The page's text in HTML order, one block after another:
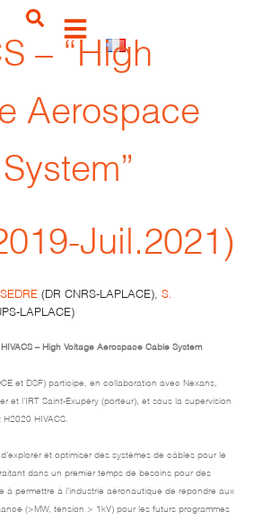
– “High
Aerospace
Juil.2021)
(DR CNRS-LAPLACE), S.
LAPLACE)
– High Voltage Aerospace Cable System
et DSF) participe, en collaboration avec Nexans,
et l’IRT Saint-Exupéry (porteur), et sous la supervision
HIVACS.
d’explorer et optimiser des systèmes de câbles pour le
dans un premier temps de besoins pour des
à permettre à l’industrie aéronautique de répondre aux
(>MW, tension > 1kV) pour les futurs programmes